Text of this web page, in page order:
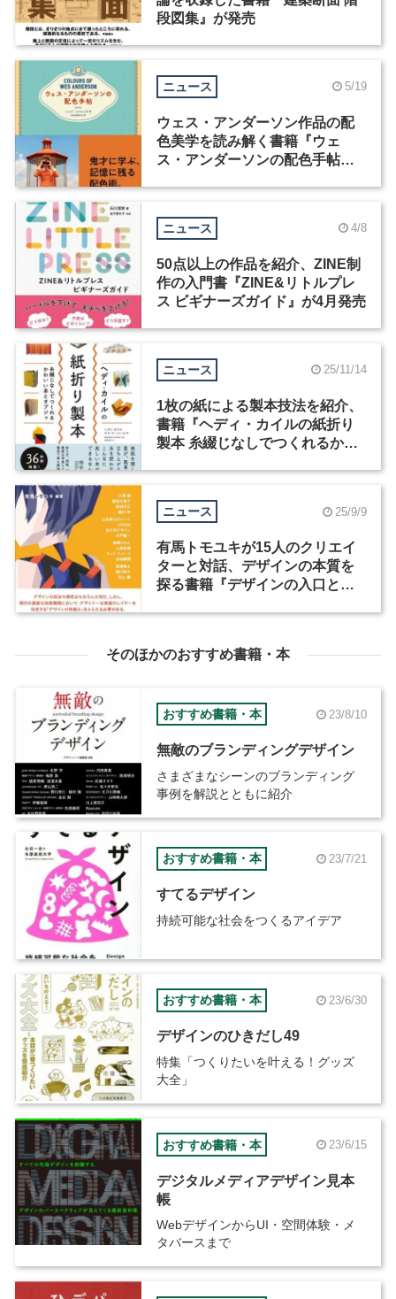
段図集』が発売
ニュース 5/19
ウェス・アンダーソン作品の配
色美学を読み解く書籍『ウェ
ス・アンダーソンの配色手帖』
ニュース 4/8
50点以上の作品を紹介、ZINE制
作の入門書『ZINE&リトルプレ
ス ビギナーズガイド』が4月発売
ニュース 25/11/14
1枚の紙による製本技法を紹介、
書籍『ヘディ・カイルの紙折り
製本 糸綴じなしでつくれるかわ
ニュース 25/9/9
有馬トモユキが15人のクリエイ
ターと対話、デザインの本質を
探る書籍『デザインの入口と出
そのほかのおすすめ書籍・本
おすすめ書籍・本 23/8/10
無敵のブランディングデザイン
さまざまなシーンのブランディング
事例を解説とともに紹介
おすすめ書籍・本 23/7/21
すてるデザイン
持続可能な社会をつくるアイデア
おすすめ書籍・本 23/6/30
デザインのひきだし49
特集「つくりたいを叶える！グッズ
大全」
おすすめ書籍・本 23/6/15
デジタルメディアデザイン見本
帳
WebデザインからUI・空間体験・メ
タバースまで